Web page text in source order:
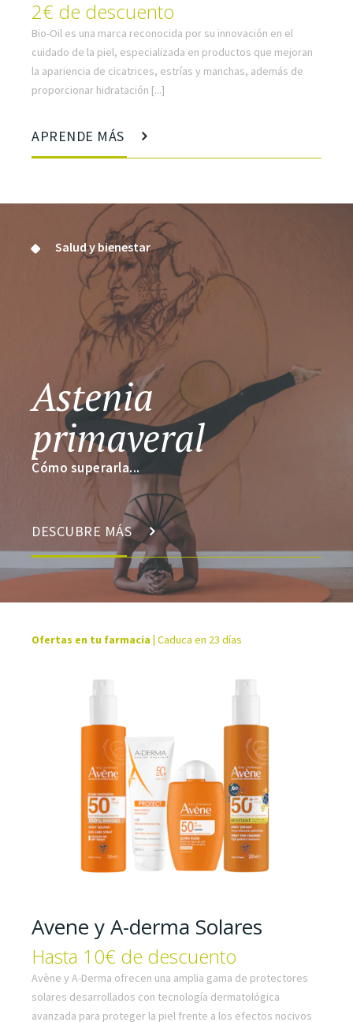
2€ de descuento
Bio-Oil es una marca reconocida por su innovación en el
cuidado de la piel, especializada en productos que mejoran
la apariencia de cicatrices, estrías y manchas, además de
proporcionar hidratación [...]
APRENDE MÁS
Salud y bienestar
Astenia
primaveral
Cómo superarla...
DESCUBRE MÁS
Ofertas en tu farmacia | Caduca en 23 días
Avene y A-derma Solares
Hasta 10€ de descuento
Avène y A-Derma ofrecen una amplia gama de protectores
solares desarrollados con tecnología dermatológica
avanzada para proteger la piel frente a los efectos nocivos